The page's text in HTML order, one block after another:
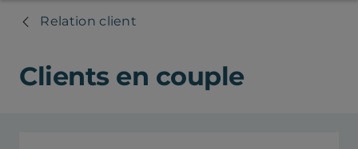
Relation client
Clients en couple